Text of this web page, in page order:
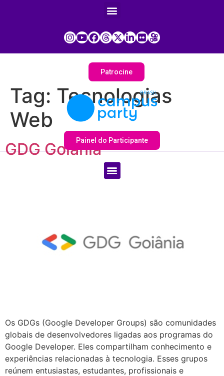
Patrocine
Painel do Participante
Tag: Tecnologias
Web
GDG Goiânia
Os GDGs (Google Developer Groups) são comunidades
globais de desenvolvedores ligadas aos programas do
Google Developer. Eles compartilham conhecimento e
experiências relacionadas à tecnologia. Esses grupos
reúnem entusiastas, estudantes, profissionais e